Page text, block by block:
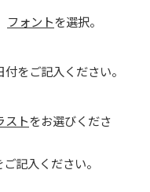
フォントを選択。
をご記入ください。
ストをお選びくださ
記入ください。